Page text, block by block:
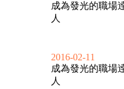
成為發光的職場
人
2016-02-11
成為發光的職場
人